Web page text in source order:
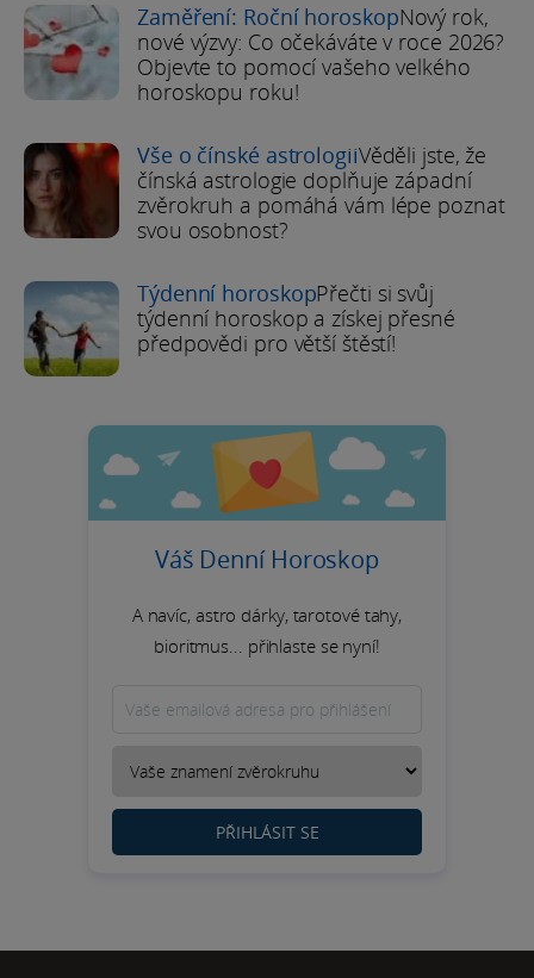
Zaměření: Roční horoskopNový rok,
nové výzvy: Co očekáváte v roce 2026?
Objevte to pomocí vašeho velkého
horoskopu roku!
Vše o čínské astrologiiVěděli jste, že
čínská astrologie doplňuje západní
zvěrokruh a pomáhá vám lépe poznat
svou osobnost?
Týdenní horoskopPřečti si svůj
týdenní horoskop a získej přesné
předpovědi pro větší štěstí!
Váš Denní Horoskop
A navíc, astro dárky, tarotové tahy,
bioritmus... přihlaste se nyní!
PŘIHLÁSIT SE